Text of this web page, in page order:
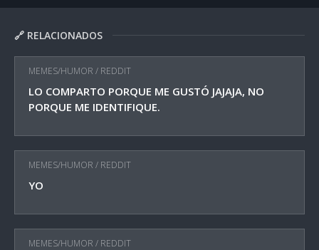
🔗 RELACIONADOS
MEMES/HUMOR / REDDIT
LO COMPARTO PORQUE ME GUSTÓ JAJAJA, NO
PORQUE ME IDENTIFIQUE.
MEMES/HUMOR / REDDIT
YO
MEMES/HUMOR / REDDIT